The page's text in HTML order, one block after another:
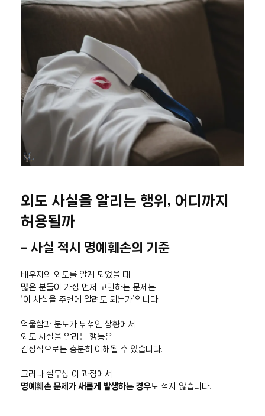
외도 사실을 알리는 행위, 어디까지
허용될까
– 사실 적시 명예훼손의 기준
배우자의 외도를 알게 되었을 때,
많은 분들이 가장 먼저 고민하는 문제는
“이 사실을 주변에 알려도 되는가”입니다.
억울함과 분노가 뒤섞인 상황에서
외도 사실을 알리는 행동은
감정적으로는 충분히 이해될 수 있습니다.
그러나 실무상 이 과정에서
명예훼손 문제가 새롭게 발생하는 경우도 적지 않습니다.